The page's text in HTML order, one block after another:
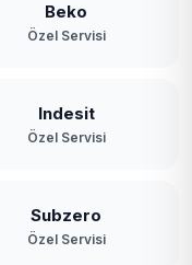
Beko
Özel Servisi
Indesit
Özel Servisi
Subzero
Özel Servisi